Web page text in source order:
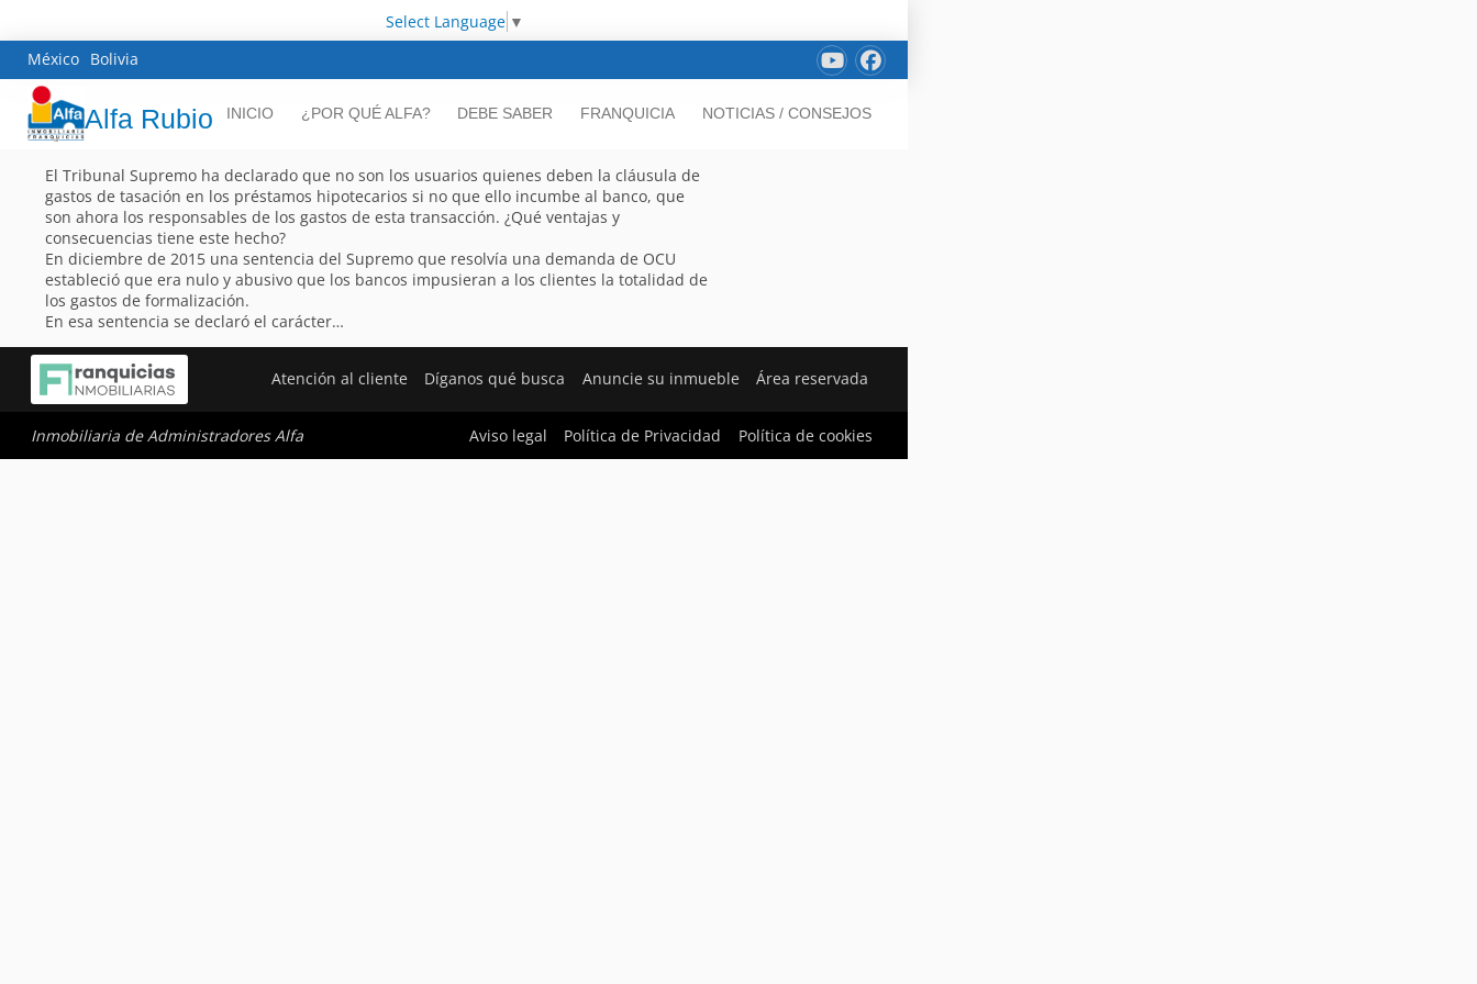
Select Language ▼
México Bolivia
Alfa Rubio INICIO ¿POR QUÉ ALFA? DEBE SABER FRANQUICIA NOTICIAS / CONSEJOS
El Tribunal Supremo ha declarado que no son los usuarios quienes deben la cláusula de
gastos de tasación en los préstamos hipotecarios si no que ello incumbe al banco, que
son ahora los responsables de los gastos de esta transacción. ¿Qué ventajas y
consecuencias tiene este hecho?
En diciembre de 2015 una sentencia del Supremo que resolvía una demanda de OCU
estableció que era nulo y abusivo que los bancos impusieran a los clientes la totalidad de
los gastos de formalización.
En esa sentencia se declaró el carácter…
Atención al cliente Díganos qué busca Anuncie su inmueble Área reservada
Inmobiliaria de Administradores Alfa Aviso legal Política de Privacidad Política de cookies